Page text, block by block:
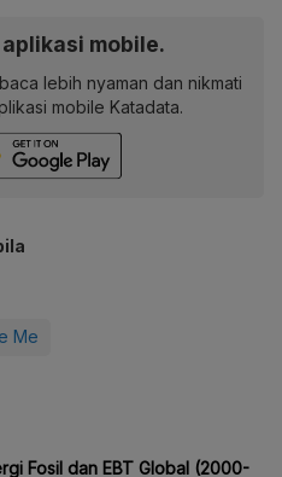
mobile.
lebih nyaman dan nikmati
mobile Katadata.
Me